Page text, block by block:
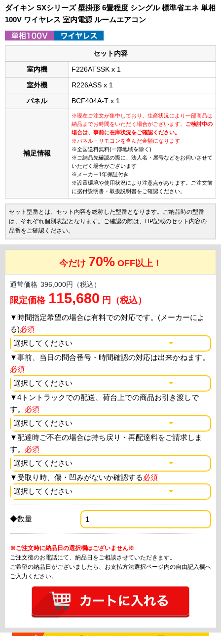
ダイキン SXシリーズ 壁掛形 6畳程度 シングル 標準省エネ 単相
100V ワイヤレス 室内電源 ルームエアコン
セット内容
室内機 F226ATSSK x 1
室外機 R226ASS x 1
パネル BCF404A-T x 1
補足情報
※現在ご注文が集中しており、生産状況により一部商品は
納品までお時間をいただく場合がございます。 ご検討中の
場合は、事前に在庫状況をご確認ください。
※パネル・リモコンを含んだ金額になります
※全国送料無料(一部地域を除く)
※ご納品先確認の際に、法人名・屋号などをお伺いさせて
いただく場合がございます
※メーカー1年保証付き
※設置環境や使用状況により注意点があります。ご注文前
に据付説明書・取扱説明書をご確認ください。
セット型番とは、セット内容を総称した型番となります。ご納品時の型番
は、それぞれ個別表記となります。ご確認の際は、HP記載のセット内容の
品番をご確認ください。
今だけ 70% OFF以上！
通常価格 396,000円（税込）
限定価格 115,680 円（税込）
▼時間指定希望の場合は有料での対応です。(メーカーによ
る)必須
▼事前、当日の問合番号・時間確認の対応は出来かねます。
必須
▼4トントラックでの配送、荷台上での商品お引き渡しで
す。 必須
▼配達時ご不在の場合は持ち戻り・再配達料をご請求しま
す。 必須
▼ 受取り時、傷・凹みがないか確認する必須
◆数量
※ご注文時に納品日の選択欄はございません※
ご注文後のお電話にて、納品日をご相談させていただきます。
ご希望の納品日がございましたら、お支払方法選択ページ内の自由記入欄へ
ご入力ください。